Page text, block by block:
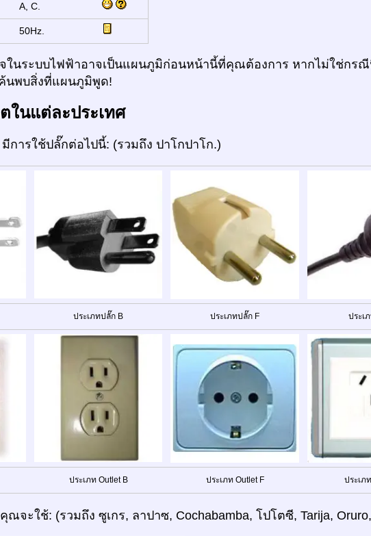
A, C.
50Hz.
ในระบบไฟฟ้าอาจเป็นแผนภูมิก่อนหน้านี้ที่คุณต้องการ หากไม่ใช่กร
นพบสิ่งที่แผนภูมิพูด!
ในแต่ละประเทศ
มีการใช้ปลั๊กต่อไปนี้: (รวมถึง ปาโกปาโก.)
ประเภทปลั๊ก B ประเภทปลั๊ก F ประเ
ประเภท Outlet B ประเภท Outlet F ประเภ
คุณจะใช้: (รวมถึง ซูเกร, ลาปาซ, Cochabamba, โปโตซี, Tarija,